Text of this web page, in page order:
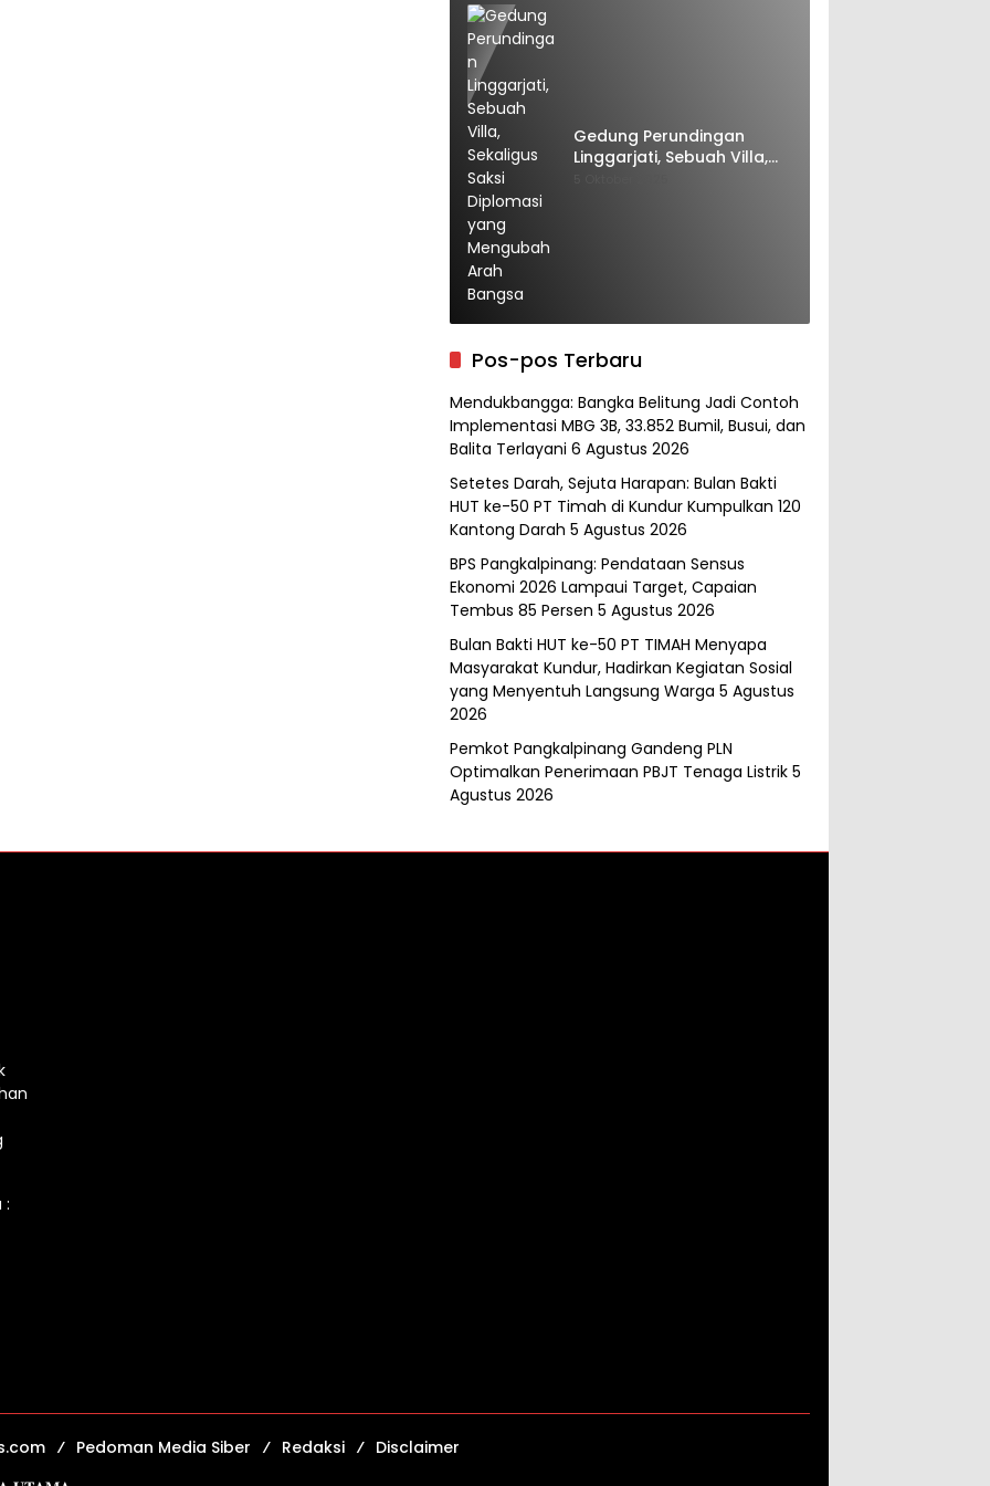
Gedung Perundingan
Linggarjati, Sebuah Villa,
Pos-pos Terbaru
Mendukbangga: Bangka Belitung Jadi Contoh
Implementasi MBG 3B, 33.852 Bumil, Busui, dan
Balita Terlayani 6 Agustus 2026
Setetes Darah, Sejuta Harapan: Bulan Bakti
HUT ke-50 PT Timah di Kundur Kumpulkan 120
Kantong Darah 5 Agustus 2026
BPS Pangkalpinang: Pendataan Sensus
Ekonomi 2026 Lampaui Target, Capaian
Tembus 85 Persen 5 Agustus 2026
Bulan Bakti HUT ke-50 PT TIMAH Menyapa
Masyarakat Kundur, Hadirkan Kegiatan Sosial
yang Menyentuh Langsung Warga 5 Agustus
2026
Pemkot Pangkalpinang Gandeng PLN
Optimalkan Penerimaan PBJT Tenaga Listrik 5
Agustus 2026
:
Pedoman Media Siber Redaksi
Disclaimer